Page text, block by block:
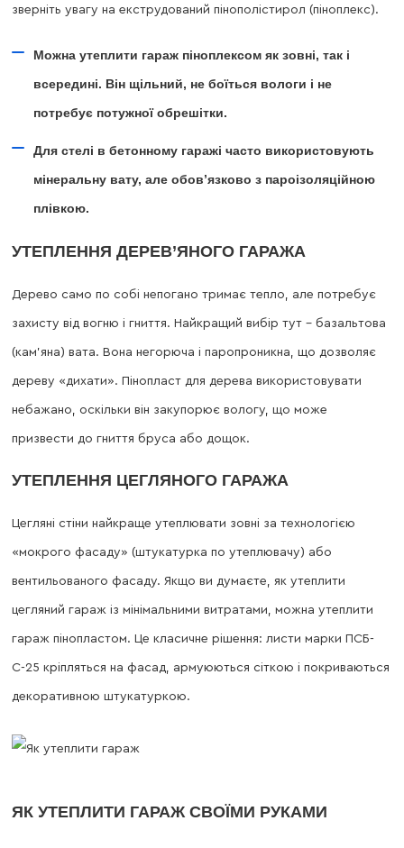
зверніть увагу на екструдований пінополістирол (піноплекс).
Можна утеплити гараж піноплексом як зовні, так і
всередині. Він щільний, не боїться вологи і не
потребує потужної обрешітки.
Для стелі в бетонному гаражі часто використовують
мінеральну вату, але обов’язково з пароізоляційною
плівкою.
УТЕПЛЕННЯ ДЕРЕВ’ЯНОГО ГАРАЖА
Дерево само по собі непогано тримає тепло, але потребує
захисту від вогню і гниття. Найкращий вибір тут – базальтова
(кам’яна) вата. Вона негорюча і паропроникна, що дозволяє
дереву «дихати». Пінопласт для дерева використовувати
небажано, оскільки він закупорює вологу, що може
призвести до гниття бруса або дощок.
УТЕПЛЕННЯ ЦЕГЛЯНОГО ГАРАЖА
Цегляні стіни найкраще утеплювати зовні за технологією
«мокрого фасаду» (штукатурка по утеплювачу) або
вентильованого фасаду. Якщо ви думаєте, як утеплити
цегляний гараж із мінімальними витратами, можна утеплити
гараж пінопластом. Це класичне рішення: листи марки ПСБ-
С-25 кріпляться на фасад, армуюються сіткою і покриваються
декоративною штукатуркою.
ЯК УТЕПЛИТИ ГАРАЖ СВОЇМИ РУКАМИ